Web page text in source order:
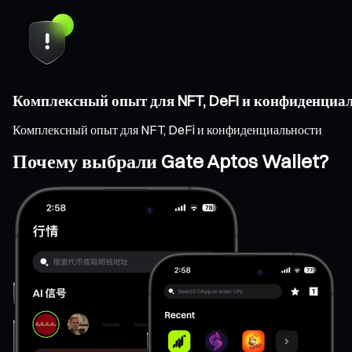
Комплексный опыт для NFT, DeFi и
Комплексный опыт для NFT, DeFi и конфиденциальности
Почему выбрали Gate Aptos Wallet?